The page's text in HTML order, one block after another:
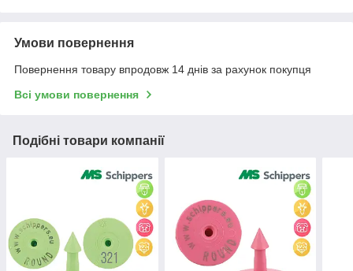
Умови повернення
Повернення товару впродовж 14 днів за рахунок покупця
Всі умови повернення
Подібні товари компанії